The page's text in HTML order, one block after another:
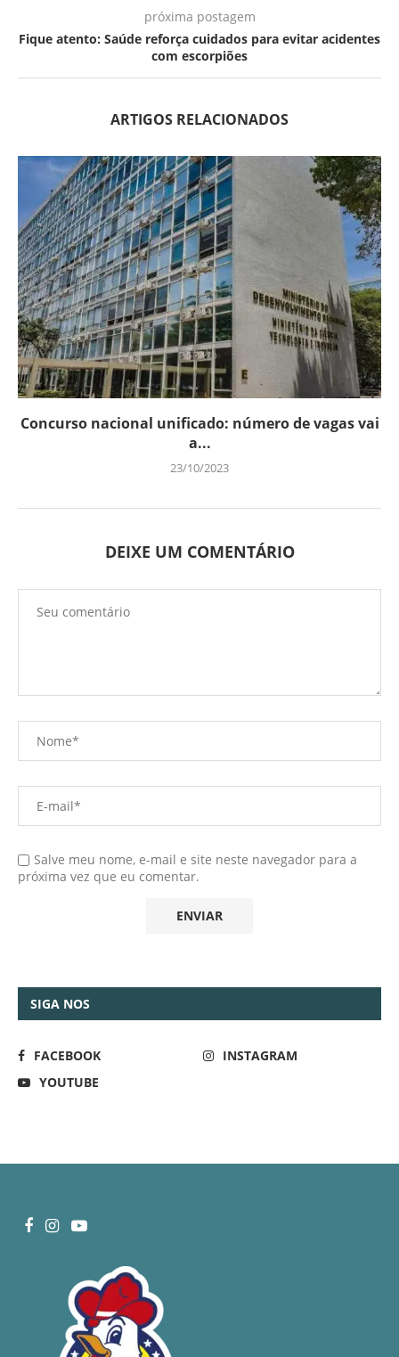
próxima postagem
Fique atento: Saúde reforça cuidados para evitar acidentes
com escorpiões
ARTIGOS RELACIONADOS
Concurso nacional unificado: número de vagas vai
a...
23/10/2023
DEIXE UM COMENTÁRIO
Salve meu nome, e-mail e site neste navegador para a
próxima vez que eu comentar.
SIGA NOS
FACEBOOK
INSTAGRAM
YOUTUBE